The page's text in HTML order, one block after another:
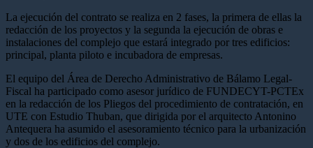
La ejecución del contrato se realiza en 2 fases, la primera de ellas la
redacción de los proyectos y la segunda la ejecución de obras e
instalaciones del complejo que estará integrado por tres edificios:
principal, planta piloto e incubadora de empresas.
El equipo del Área de Derecho Administrativo de Bálamo Legal-
Fiscal ha participado como asesor jurídico de FUNDECYT-PCTEx
en la redacción de los Pliegos del procedimiento de contratación, en
UTE con Estudio Thuban, que dirigida por el arquitecto Antonino
Antequera ha asumido el asesoramiento técnico para la urbanización
y dos de los edificios del complejo.